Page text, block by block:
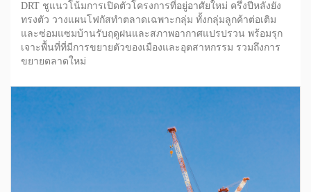
DRT ชูแนวโน้มการเปิดตัวโครงการที่อยู่อาศัยใหม่ ครึ่งปีหลังยัง
ทรงตัว วางแผนโฟกัสทำตลาดเฉพาะกลุ่ม ทั้งกลุ่มลูกค้าต่อเติม
และซ่อมแซมบ้านรับฤดูฝนและสภาพอากาศแปรปรวน พร้อมรุก
เจาะพื้นที่ที่มีการขยายตัวของเมืองและอุตสาหกรรม รวมถึงการ
ขยายตลาดใหม่